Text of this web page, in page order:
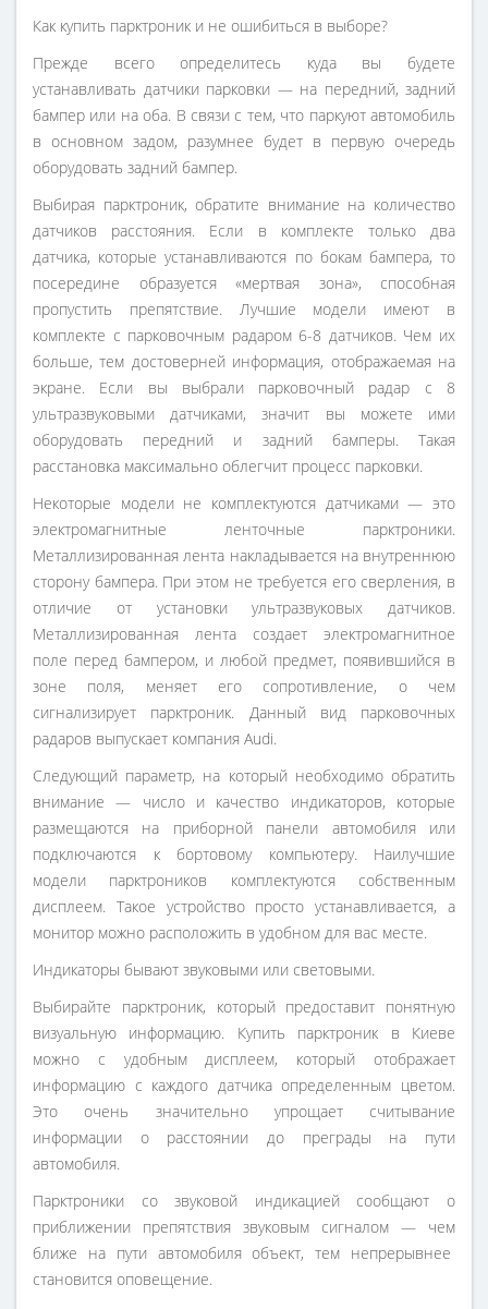
Как купить парктроник и не ошибиться в выборе?
Прежде всего определитесь куда вы будете
устанавливать датчики парковки — на передний, задний
бампер или на оба. В связи с тем, что паркуют автомобиль
в основном задом, разумнее будет в первую очередь
оборудовать задний бампер.
Выбирая парктроник, обратите внимание на количество
датчиков расстояния. Если в комплекте только два
датчика, которые устанавливаются по бокам бампера, то
посередине образуется «мертвая зона», способная
пропустить препятствие. Лучшие модели имеют в
комплекте с парковочным радаром 6-8 датчиков. Чем их
больше, тем достоверней информация, отображаемая на
экране. Если вы выбрали парковочный радар с 8
ультразвуковыми датчиками, значит вы можете ими
оборудовать передний и задний бамперы. Такая
расстановка максимально облегчит процесс парковки.
Некоторые модели не комплектуются датчиками — это
электромагнитные ленточные парктроники.
Металлизированная лента накладывается на внутреннюю
сторону бампера. При этом не требуется его сверления, в
отличие от установки ультразвуковых датчиков.
Металлизированная лента создает электромагнитное
поле перед бампером, и любой предмет, появившийся в
зоне поля, меняет его сопротивление, о чем
сигнализирует парктроник. Данный вид парковочных
радаров выпускает компания Audi.
Следующий параметр, на который необходимо обратить
внимание — число и качество индикаторов, которые
размещаются на приборной панели автомобиля или
подключаются к бортовому компьютеру. Наилучшие
модели парктроников комплектуются собственным
дисплеем. Такое устройство просто устанавливается, а
монитор можно расположить в удобном для вас месте.
Индикаторы бывают звуковыми или световыми.
Выбирайте парктроник, который предоставит понятную
визуальную информацию. Купить парктроник в Киеве
можно с удобным дисплеем, который отображает
информацию с каждого датчика определенным цветом.
Это очень значительно упрощает считывание
информации о расстоянии до преграды на пути
автомобиля.
Парктроники со звуковой индикацией сообщают о
приближении препятствия звуковым сигналом — чем
ближе на пути автомобиля объект, тем непрерывнее
становится оповещение.